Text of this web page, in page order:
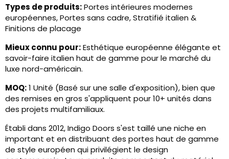
Types de produits:Portes intérieures modernes
européennes, Portes sans cadre, Stratifié italien &
Finitions de placage
Mieux connu pour:Esthétique européenne élégante et
savoir-faire italien haut de gamme pour le marché du
luxe nord-américain.
MOQ:1 Unité (Basé sur une salle d'exposition), bien que
des remises en gros s'appliquent pour 10+ unités dans
des projets multifamiliaux.
Établi dans 2012, Indigo Doors s'est taillé une niche en
important et en distribuant des portes haut de gamme
de style européen qui privilégient le design